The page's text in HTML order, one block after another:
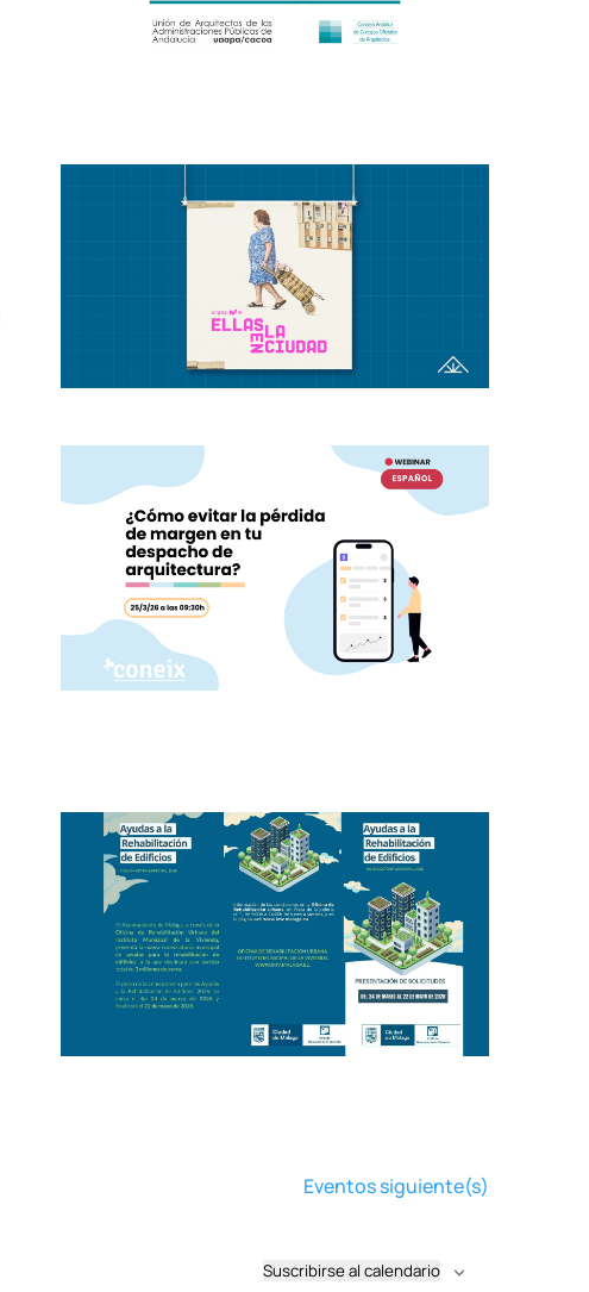
Eventossiguiente(s)
Suscribirse al calendario